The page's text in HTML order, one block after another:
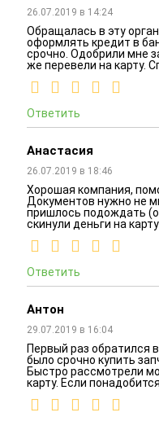
26.07.2019 в 14:24
Обращалась в эту
оформлять кредит в
срочно. Одобрили мне
же перевели на карту.
Ответить
Анастасия
26.07.2019 в 18:46
Хорошая компания,
Документов нужно не
пришлось подождать
скинули деньги на
Ответить
Антон
29.07.2019 в 16:04
Первый раз обратился
было срочно купить
Быстро рассмотрели
карту. Если